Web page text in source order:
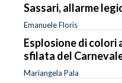
Sassari, allarme
Emanuele Floris
Esplosione di colori
sfilata del
Mariangela Pala